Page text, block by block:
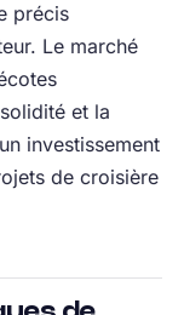
précis
Le marché
et la
investissement
de croisière